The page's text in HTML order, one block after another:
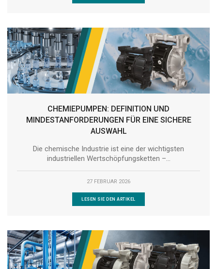
CHEMIEPUMPEN: DEFINITION UND
MINDESTANFORDERUNGEN FÜR EINE SICHERE
AUSWAHL
Die chemische Industrie ist eine der wichtigsten
industriellen Wertschöpfungsketten –...
27 FEBRUAR 2026
LESEN SIE DEN ARTIKEL